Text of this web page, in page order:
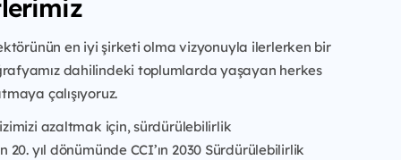
en iyi şirketi olma vizyonuyla ilerlerken bir
dahilindeki toplumlarda yaşayan herkes
çalışıyoruz.
azaltmak için, sürdürülebilirlik
20. yıl dönümünde CCI’ın 2030 Sürdürülebilirlik